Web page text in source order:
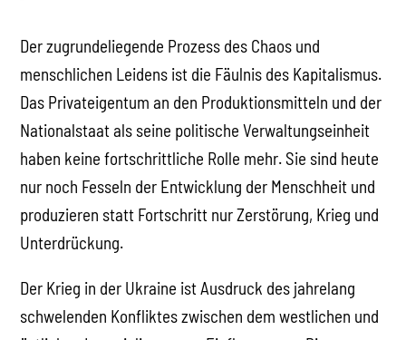
Der zugrundeliegende Prozess des Chaos und
menschlichen Leidens ist die Fäulnis des Kapitalismus.
Das Privateigentum an den Produktionsmitteln und der
Nationalstaat als seine politische Verwaltungseinheit
haben keine fortschrittliche Rolle mehr. Sie sind heute
nur noch Fesseln der Entwicklung der Menschheit und
produzieren statt Fortschritt nur Zerstörung, Krieg und
Unterdrückung.
Der Krieg in der Ukraine ist Ausdruck des jahrelang
schwelenden Konfliktes zwischen dem westlichen und